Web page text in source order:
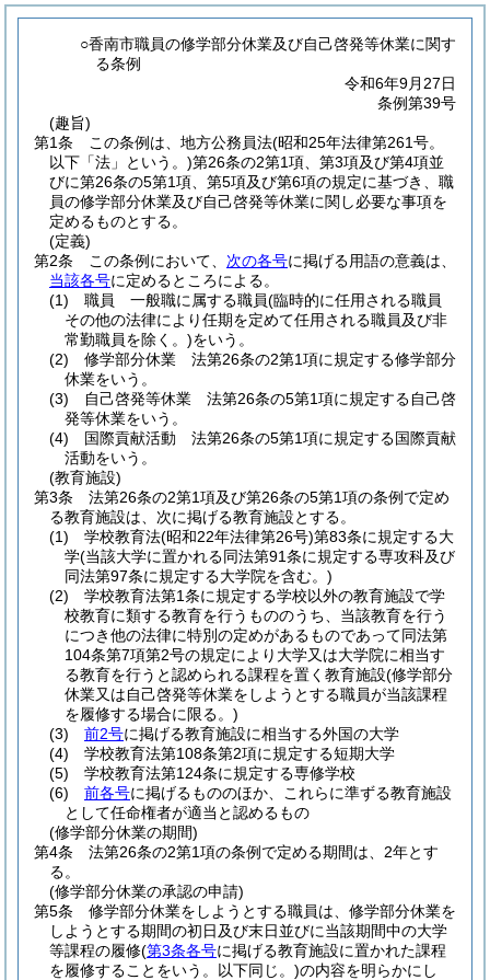
○香南市職員の修学部分休業及び自己啓発等休業に関す
る条例
令和6年9月27日
条例第39号
(趣旨)
第1条
この条例は、地方公務員法(昭和25年法律第261号。
以下「法」という。)第26条の2第1項、第3項及び第4項並
びに第26条の5第1項、第5項及び第6項の規定に基づき、職
員の修学部分休業及び自己啓発等休業に関し必要な事項を
定めるものとする。
(定義)
第2条
この条例において、 次の各号に掲げる用語の意義は、
当該各号に定めるところによる。
(1)
職員 一般職に属する職員(臨時的に任用される職員
その他の法律により任期を定めて任用される職員及び非
常勤職員を除く。)をいう。
(2)
修学部分休業 法第26条の2第1項に規定する修学部分
休業をいう。
(3)
自己啓発等休業 法第26条の5第1項に規定する自己啓
発等休業をいう。
(4)
国際貢献活動 法第26条の5第1項に規定する国際貢献
活動をいう。
(教育施設)
第3条
法第26条の2第1項及び第26条の5第1項の条例で定め
る教育施設は、次に掲げる教育施設とする。
(1)
学校教育法(昭和22年法律第26号)第83条に規定する大
学(当該大学に置かれる同法第91条に規定する専攻科及び
同法第97条に規定する大学院を含む。)
(2)
学校教育法第1条に規定する学校以外の教育施設で学
校教育に類する教育を行うもののうち、当該教育を行う
につき他の法律に特別の定めがあるものであって同法第
104条第7項第2号の規定により大学又は大学院に相当す
る教育を行うと認められる課程を置く教育施設(修学部分
休業又は自己啓発等休業をしようとする職員が当該課程
を履修する場合に限る。)
(3)
前2号に掲げる教育施設に相当する外国の大学
(4)
学校教育法第108条第2項に規定する短期大学
(5)
学校教育法第124条に規定する専修学校
(6)
前各号に掲げるもののほか、これらに準ずる教育施設
として任命権者が適当と認めるもの
(修学部分休業の期間)
第4条
法第26条の2第1項の条例で定める期間は、2年とす
る。
(修学部分休業の承認の申請)
第5条
修学部分休業をしようとする職員は、修学部分休業を
しようとする期間の初日及び末日並びに当該期間中の大学
等課程の履修(第3条各号に掲げる教育施設に置かれた課程
を履修することをいう。以下同じ。)の内容を明らかにし